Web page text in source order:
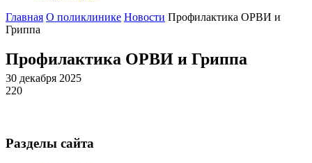
Главная О поликлинике Новости Профилактика ОРВИ и
Гриппа
Профилактика ОРВИ и Гриппа
30 декабря 2025
220
Разделы сайта